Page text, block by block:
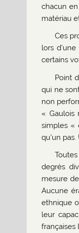
chacun
matériau
Ces
lors
certains
Point
qui ne
non
« Gaulois
simples «
qu’un
degrés
mesure
Aucune
ethnique
leur
françaises